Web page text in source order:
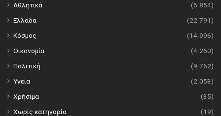
Αθλητικά
(5.854)
Ελλάδα
(22.791)
Κόσμος
(14.996)
Οικονομία
(4.260)
Πολιτική
(9.762)
Υγεία
(2.053)
Χρήσιμα
(35)
Χωρίς κατηγορία
(19)